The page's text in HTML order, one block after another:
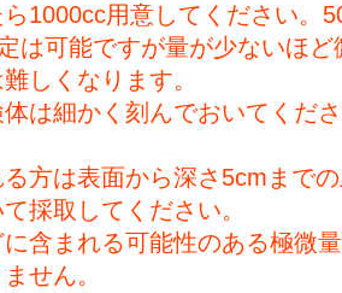
1000cc用意してください。
は可能ですが量が少ないほど
しくなります。
は細かく刻んでおいてくだ
方は表面から深さ5cmまで
採取してください。
含まれる可能性のある極微
せん。